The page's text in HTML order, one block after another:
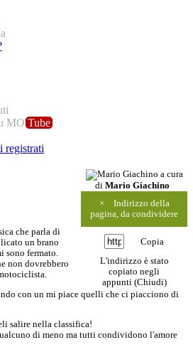
MO Tube
registrati
a cura
di Mario Giachino
×
Indirizzo della
pagina, da condividere
Copia
L'indirizzo è stato
copiato negli
appunti (Chiudi)
che parla di
un brano
sono fermato.
non dovrebbero
con un mi piace quelli che ci piacciono di
salire nella classifica!
di meno ma tutti condividono l'amore